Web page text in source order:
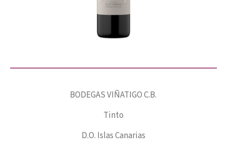
BODEGAS VIÑATIGO C.B.
Tinto
D.O. Islas Canarias